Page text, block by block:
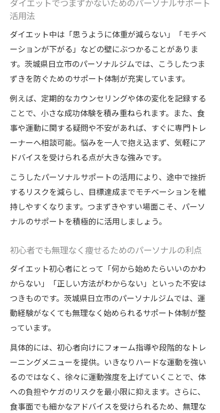
ダイエットでつまずかないためのパーソナルサポート
活用法
ダイエット中は「思うように体重が減らない」「モチベ
ーションが下がる」などの壁にぶつかることがありま
す。茨城県日立市のパーソナルジムでは、こうしたつま
ずきを防ぐためのサポート体制が充実しています。
例えば、定期的なカウンセリングや体の変化を記録する
ことで、小さな成功体験を積み重ねられます。また、食
事や運動に関する疑問や不安があれば、すぐに専門トレ
ーナーへ相談可能。悩みを一人で抱え込まず、気軽にア
ドバイスを受けられる点が大きな強みです。
こうしたパーソナルサポートの活用により、途中で挫折
するリスクを減らし、目標達成までモチベーションを維
持しやすくなります。つまずきやすい場面こそ、パーソ
ナルのサポートを積極的に活用しましょう。
初心者でも無理なく痩せるためのパーソナルの利点
ダイエット初心者にとって「何から始めたらいいのかわ
からない」「正しい方法がわからない」といった不安は
つきものです。茨城県日立市のパーソナルジムでは、運
動経験がなくても無理なく始められるサポート体制が整
っています。
具体的には、初心者向けにフォーム指導や段階的なトレ
ーニングメニューを提供。いきなりハードな運動を強い
るのではなく、徐々に運動強度を上げていくことで、体
への負担やケガのリスクを最小限に抑えます。さらに、
食事面でも細かなアドバイスを受けられるため、無理な